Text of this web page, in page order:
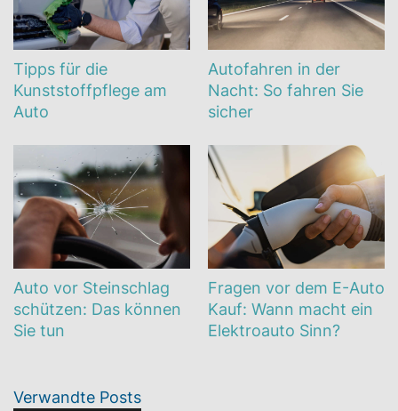
Tipps für die
Kunststoffpflege am
Auto
Autofahren in der
Nacht: So fahren Sie
sicher
Auto vor Steinschlag
schützen: Das können
Sie tun
Fragen vor dem E-Auto
Kauf: Wann macht ein
Elektroauto Sinn?
Verwandte Posts